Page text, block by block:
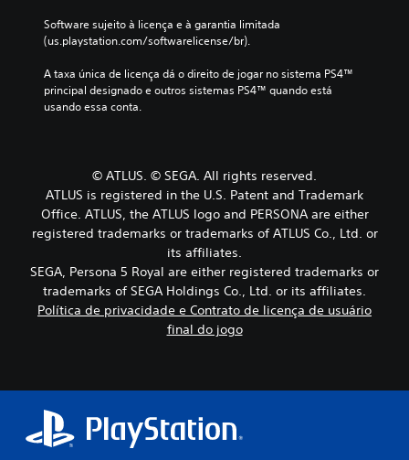
Software sujeito à licença e à garantia limitada
(us.playstation.com/softwarelicense/br).
A taxa única de licença dá o direito de jogar no sistema PS4™
principal designado e outros sistemas PS4™ quando está
usando essa conta.
© ATLUS. © SEGA. All rights reserved.
ATLUS is registered in the U.S. Patent and Trademark
Office. ATLUS, the ATLUS logo and PERSONA are either
registered trademarks or trademarks of ATLUS Co., Ltd. or
its affiliates.
SEGA, Persona 5 Royal are either registered trademarks or
trademarks of SEGA Holdings Co., Ltd. or its affiliates.
Política de privacidade e Contrato de licença de usuário
final do jogo